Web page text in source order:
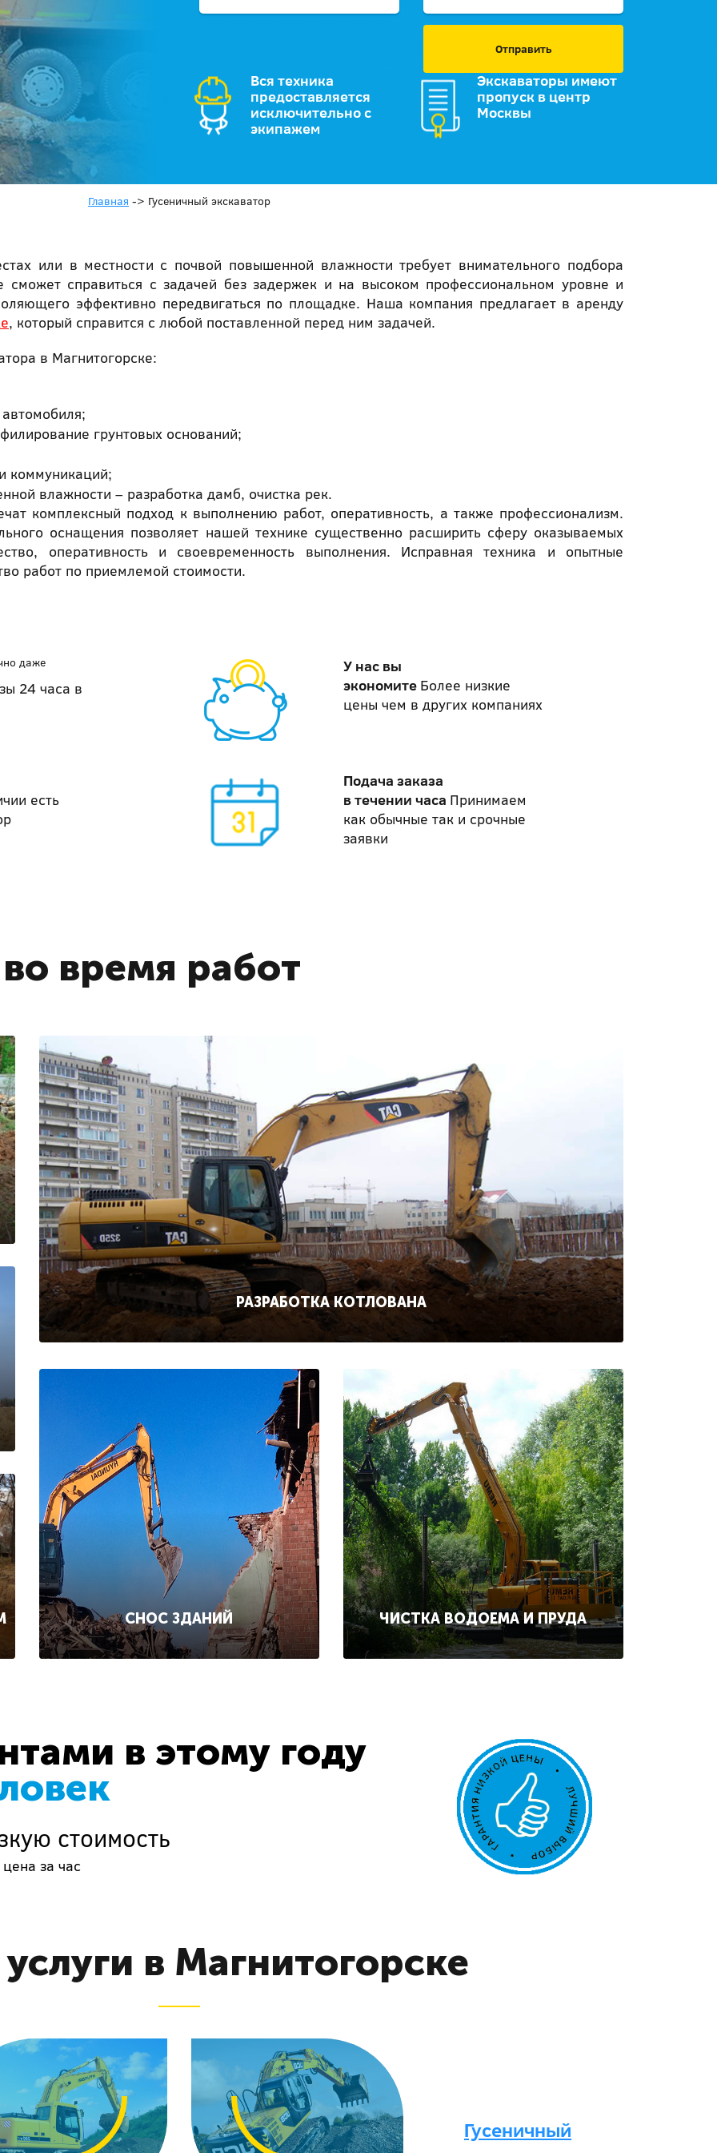
Отправить
Вся техника
предоставляется
исключительно с
экипажем
Экскаваторы имеют
пропуск в центр
Москвы
Главная -> Гусеничный экскаватор
или в местности с почвой повышенной влажности требует внимательного подбора
сможет справиться с задачей без задержек и на высоком профессиональном уровне и
эффективно передвигаться по площадке. Наша компания предлагает в аренду
, который справится с любой поставленной перед ним задачей.
в Магнитогорске:
грунтовых оснований;
коммуникаций;
влажности – разработка дамб, очистка рек.
комплексный подход к выполнению работ, оперативность, а также профессионализм.
оснащения позволяет нашей технике существенно расширить сферу оказываемых
оперативность и своевременность выполнения. Исправная техника и опытные
работ по приемлемой стоимости.
даже
24 часа в
У нас вы
экономите Более низкие
цены чем в других компаниях
есть
Подача заказа
в течении часа Принимаем
как обычные так и срочные
заявки
время работ
РАЗРАБОТКА КОТЛОВАНА
СНОС ЗДАНИЙ ЧИСТКА ВОДОЕМА И ПРУДА
в этому году
стоимость
за час
в Магнитогорске
Гусеничный